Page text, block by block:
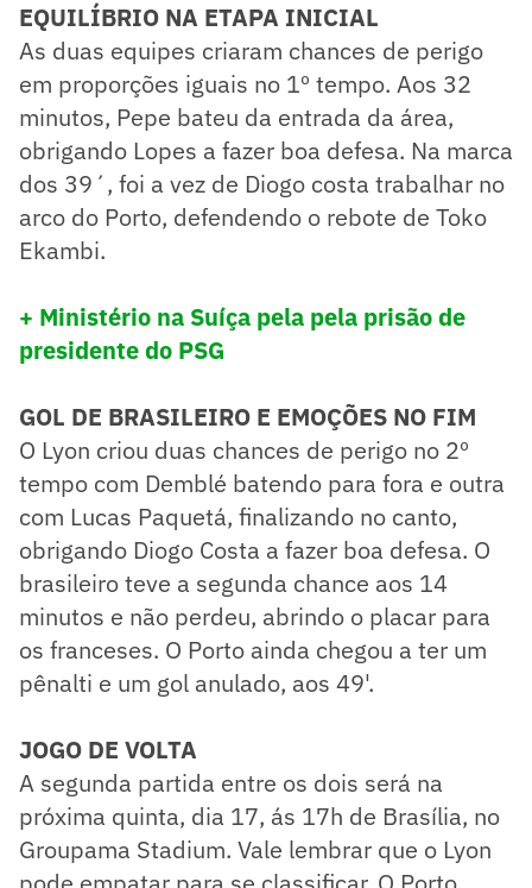
EQUILÍBRIO NA ETAPA INICIAL
As duas equipes criaram chances de perigo
em proporções iguais no 1º tempo. Aos 32
minutos, Pepe bateu da entrada da área,
obrigando Lopes a fazer boa defesa. Na marca
dos 39´, foi a vez de Diogo costa trabalhar no
arco do Porto, defendendo o rebote de Toko
Ekambi.
+ Ministério na Suíça pela pela prisão de
presidente do PSG
GOL DE BRASILEIRO E EMOÇÕES NO FIM
O Lyon criou duas chances de perigo no 2º
tempo com Demblé batendo para fora e outra
com Lucas Paquetá, finalizando no canto,
obrigando Diogo Costa a fazer boa defesa. O
brasileiro teve a segunda chance aos 14
minutos e não perdeu, abrindo o placar para
os franceses. O Porto ainda chegou a ter um
pênalti e um gol anulado, aos 49'.
JOGO DE VOLTA
​A segunda partida entre os dois será na
próxima quinta, dia 17, ás 17h de Brasília, no
Groupama Stadium. Vale lembrar que o Lyon